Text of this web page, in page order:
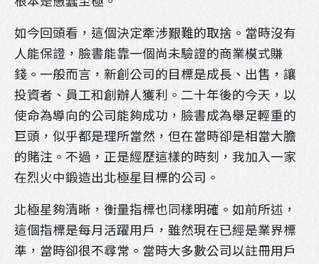
如今回頭看，這個決定牽涉艱難的取捨。當時沒有
人能保證，臉書能靠一個尚未驗證的商業模式賺
錢。一般而言，新創公司的目標是成長、出售，讓
投資者、員工和創辦人獲利。二十年後的今天，以
使命為導向的公司能夠成功，臉書成為舉足輕重的
巨頭，似乎都是理所當然，但在當時卻是相當大膽
的賭注。不過，正是經歷這樣的時刻，我加入一家
在烈火中鍛造出北極星目標的公司。
北極星夠清晰，衡量指標也同樣明確。如前所述，
這個指標是每月活躍用戶，雖然現在已經是業界標
準，當時卻很不尋常。當時大多數公司以註冊用戶